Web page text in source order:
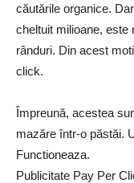
căutările organice.
cheltuit milioane, este
rânduri. Din acest
click.
Împreună, acestea
mazăre într-o păstăi.
Functioneaza.
Publicitate Pay Per